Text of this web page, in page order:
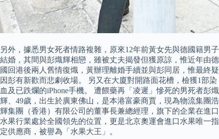
另外，據悉男女死者情路複雜，原來12年前黃女先與德國籍男子
結婚，其間與彭熾輝相戀，雖被丈夫揭發但獲原諒，惟近年由德
國回港後兩人舊情復熾，黃辦理離婚手續並與彭同居，惟最終疑
因彭有新歡而悲劇收場。 另又在大廈對開路面花槽，檢獲1部染
血及已跌爛的iPhone手機。 遭餵藥再「凌遲」慘死的男死者彭熾
輝、49歲，出生於廣東佛山，是本港富豪商賈，現為物流集團浩
輝集團（香港）有限公司的董事長兼總經理，旗下的企業在進口
水果行業處於全國領先的位置，更是北京奧運會進口水果唯一指
定供應商，被譽為「水果大王」。